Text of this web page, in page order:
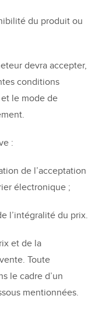
du produit ou
devra accepter,
conditions
et le mode de
:
de l’acceptation
électronique ;
l’intégralité du prix.
et de la
Toute
le cadre d’un
mentionnées.